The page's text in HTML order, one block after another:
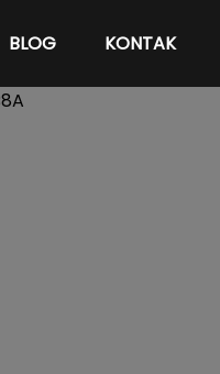
BLOG KONTAK